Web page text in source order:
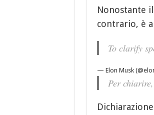
Nonostante
contrario, è
To clarify
— Elon Musk
Per